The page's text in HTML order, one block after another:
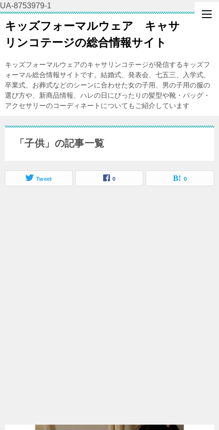
UA-8753979-1
キッズフォーマルウェア キャサ
リンコテージの総合情報サイト
キッズフォーマルウェアのキャサリンコテージが発信するキッズフ
ォーマル総合情報サイトです。結婚式、発表会、七五三、入学式、
卒業式、お葬式などのシーンに合わせた女の子用、男の子用の服の
選び方や、新商品情報、ハレの日にぴったりの髪型や靴・バッグ・
アクセサリーのコーディネートについてもご紹介しています
「子供」の記事一覧
Tweet 0 0